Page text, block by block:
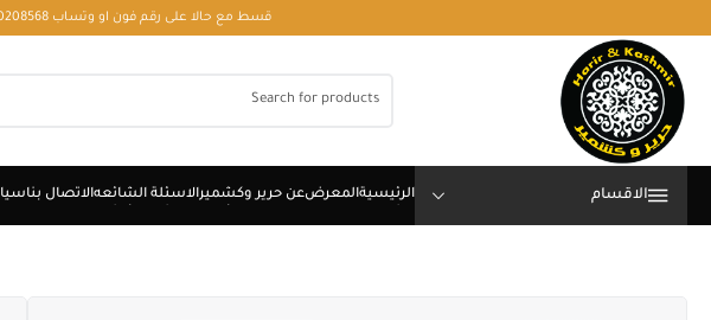
قسط مع حالا على رقم فون او وتساب 01050208568 - Installment with Hala on phone number or WhatsApp 01050208568
الاقسام